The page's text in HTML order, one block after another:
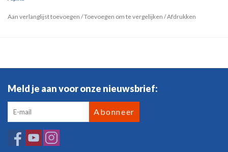
Aan verlanglijst toevoegen /Toevoegen om te vergelijken /Afdrukken
Meld je aan voor onze nieuwsbrief:
Abonneer